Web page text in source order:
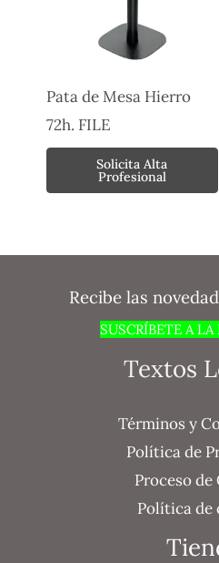
Pata de Mesa Hierro
72h. FILE
Solicita Alta
Profesional
Recibe las
SUSCRÍBETE A
Textos
Términos y
Política de
Proceso de
Política de